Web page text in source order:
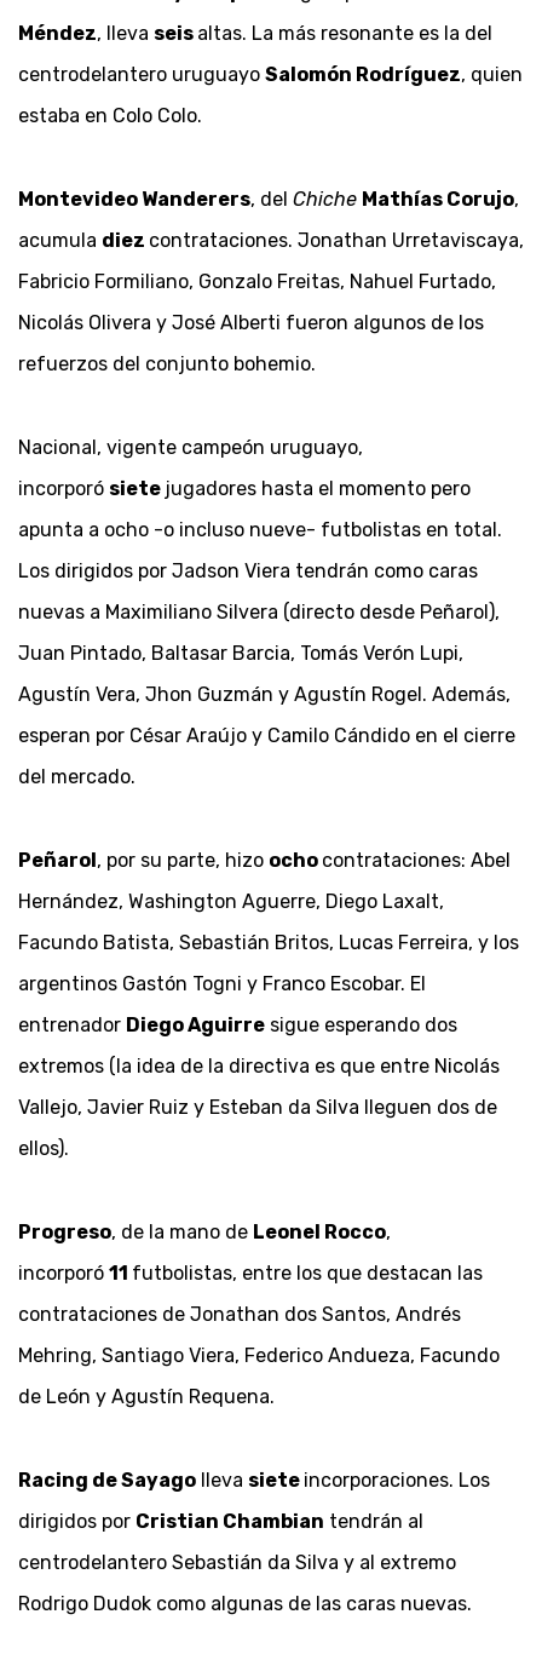
Méndez, lleva seis altas. La más resonante es la del
centrodelantero uruguayo Salomón Rodríguez, quien
estaba en Colo Colo.
Montevideo Wanderers, del Chiche Mathías Corujo,
acumula diez contrataciones. Jonathan Urretaviscaya,
Fabricio Formiliano, Gonzalo Freitas, Nahuel Furtado,
Nicolás Olivera y José Alberti fueron algunos de los
refuerzos del conjunto bohemio.
Nacional, vigente campeón uruguayo,
incorporó siete jugadores hasta el momento pero
apunta a ocho -o incluso nueve- futbolistas en total.
Los dirigidos por Jadson Viera tendrán como caras
nuevas a Maximiliano Silvera (directo desde Peñarol),
Juan Pintado, Baltasar Barcia, Tomás Verón Lupi,
Agustín Vera, Jhon Guzmán y Agustín Rogel. Además,
esperan por César Araújo y Camilo Cándido en el cierre
del mercado.
Peñarol, por su parte, hizo ocho contrataciones: Abel
Hernández, Washington Aguerre, Diego Laxalt,
Facundo Batista, Sebastián Britos, Lucas Ferreira, y los
argentinos Gastón Togni y Franco Escobar. El
entrenador Diego Aguirre sigue esperando dos
extremos (la idea de la directiva es que entre Nicolás
Vallejo, Javier Ruiz y Esteban da Silva lleguen dos de
ellos).
Progreso, de la mano de Leonel Rocco,
incorporó 11 futbolistas, entre los que destacan las
contrataciones de Jonathan dos Santos, Andrés
Mehring, Santiago Viera, Federico Andueza, Facundo
de León y Agustín Requena.
Racing de Sayago lleva siete incorporaciones. Los
dirigidos por Cristian Chambian tendrán al
centrodelantero Sebastián da Silva y al extremo
Rodrigo Dudok como algunas de las caras nuevas.